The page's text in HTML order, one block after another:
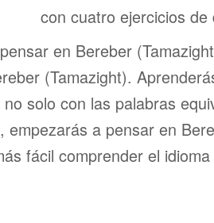
con cuatro ejercicios de
en Bereber
(Tamazight).
solo con las palabras
empezarás a pensar en
fácil comprender el